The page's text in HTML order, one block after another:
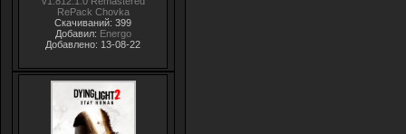
RePack Chovka
Скачиваний: 399
Добавил: Energo
Добавлено: 13-08-22